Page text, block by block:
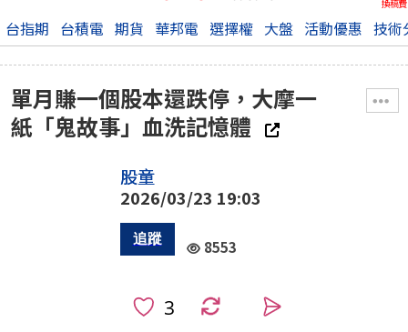
換稿費
台指期 台積電 期貨 華邦電 選擇權 大盤 活動優惠 技術
單月賺一個股本還跌停，大摩一
紙「鬼故事」血洗記憶體
股童
2026/03/23 19:03
8553